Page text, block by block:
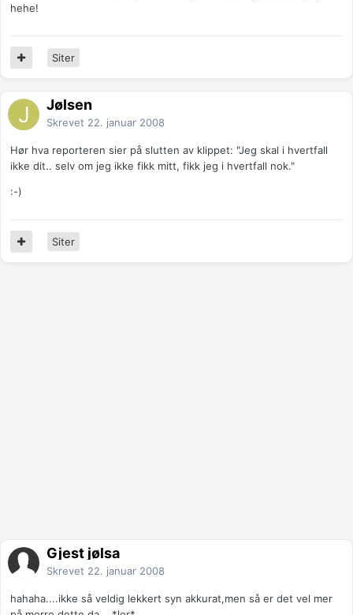
hehe!
Siter
Jølsen
Skrevet 22. januar 2008
Hør hva reporteren sier på slutten av klippet: "Jeg skal i hvertfall
ikke dit.. selv om jeg ikke fikk mitt, fikk jeg i hvertfall nok."
:-)
Siter
Gjest jølsa
Skrevet 22. januar 2008
hahaha....ikke så veldig lekkert syn akkurat,men så er det vel mer